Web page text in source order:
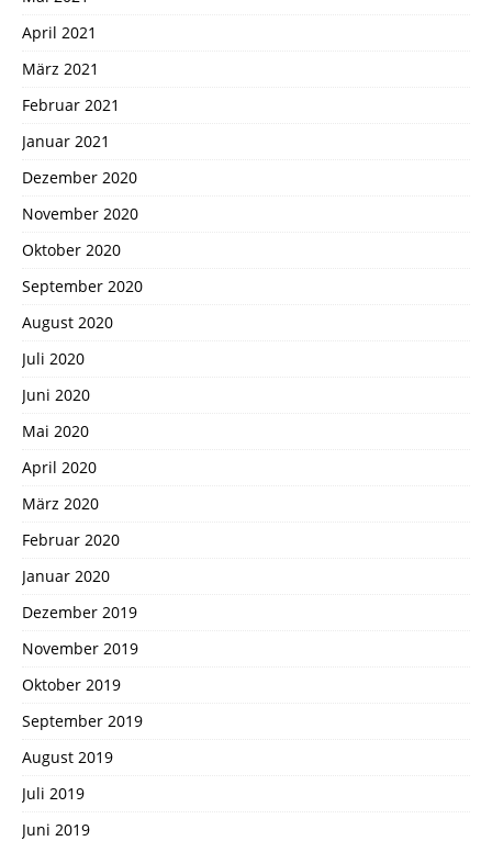
April 2021
März 2021
Februar 2021
Januar 2021
Dezember 2020
November 2020
Oktober 2020
September 2020
August 2020
Juli 2020
Juni 2020
Mai 2020
April 2020
März 2020
Februar 2020
Januar 2020
Dezember 2019
November 2019
Oktober 2019
September 2019
August 2019
Juli 2019
Juni 2019